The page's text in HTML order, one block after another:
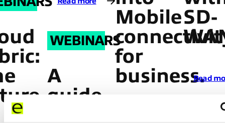
WEBINARS
A
guide
Mobile
for
business.
SD-
Read